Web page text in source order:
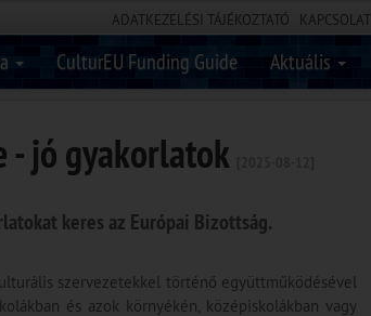
ADATKEZELÉSI TÁJÉKOZTATÓ KAPCSOLAT
CulturEU Funding Guide Aktuális
- jó gyakorlatok
keres az Európai Bizottság.
szervezetekkel történő együttműködésével
és azok környékén, középiskolákban vagy